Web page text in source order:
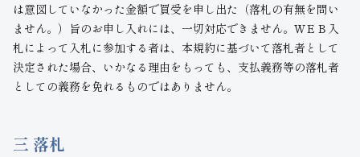
は意図していなかった金額で買受を申し出た（落札の有無を問い
ません。）旨のお申し入れには、一切対応できません。ＷＥＢ入
札によって入札に参加する者は、本規約に基づいて落札者として
決定された場合、いかなる理由をもっても、支払義務等の落札者
としての義務を免れるものではありません。
三 落札